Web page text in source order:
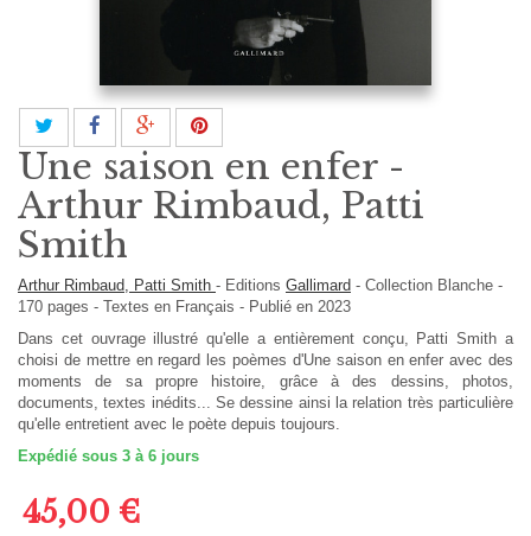
Une saison en enfer -
Arthur Rimbaud, Patti
Smith
Arthur Rimbaud, Patti Smith - Editions Gallimard - Collection Blanche -
170 pages - Textes en Français - Publié en 2023
Dans cet ouvrage illustré qu'elle a entièrement conçu, Patti Smith a
choisi de mettre en regard les poèmes d'Une saison en enfer avec des
moments de sa propre histoire, grâce à des dessins, photos,
documents, textes inédits... Se dessine ainsi la relation très particulière
qu'elle entretient avec le poète depuis toujours.
Expédié sous 3 à 6 jours
45,00 €